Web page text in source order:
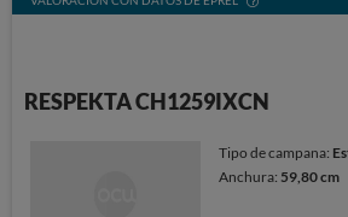
RESPEKTA CH1259IXCN
Tipo de campana:
Anchura: 59,80 cm